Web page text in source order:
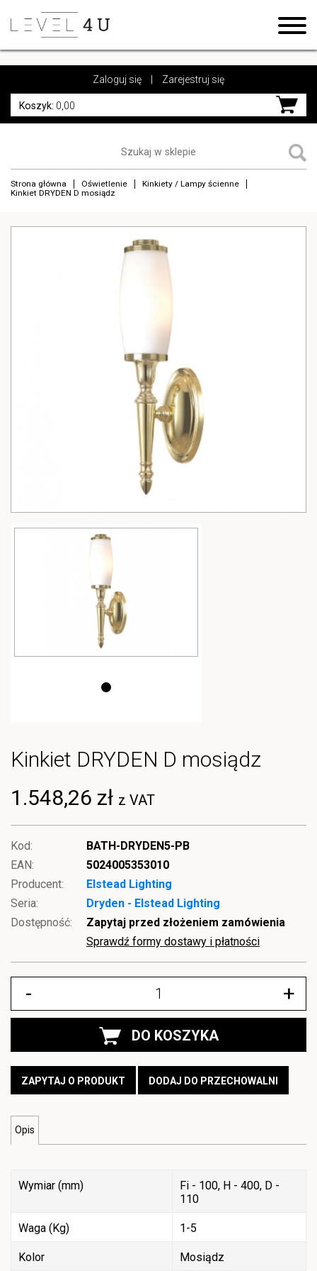
https://www.high-endrolex.com/17
Zaloguj się Zarejestruj się
Koszyk: 0,00
Strona główna Oświetlenie
Kinkiety / Lampy ścienne
Kinkiet DRYDEN D mosiądz
Kinkiet DRYDEN D mosiądz
1.548,26 zł z VAT
Kod:
BATH-DRYDEN5-PB
EAN:
5024005353010
Producent:
Elstead Lighting
Seria:
Dryden - Elstead Lighting
Dostępność:
Zapytaj przed złożeniem zamówienia
Sprawdź formy dostawy i płatności
- +
DO KOSZYKA
ZAPYTAJ O PRODUKT DODAJ DO PRZECHOWALNI
Opis
Wymiar (mm)
Fi - 100, H - 400, D -
110
Waga (Kg) 1-5
Kolor Mosiądz
https://www.high-endrolex.com/17